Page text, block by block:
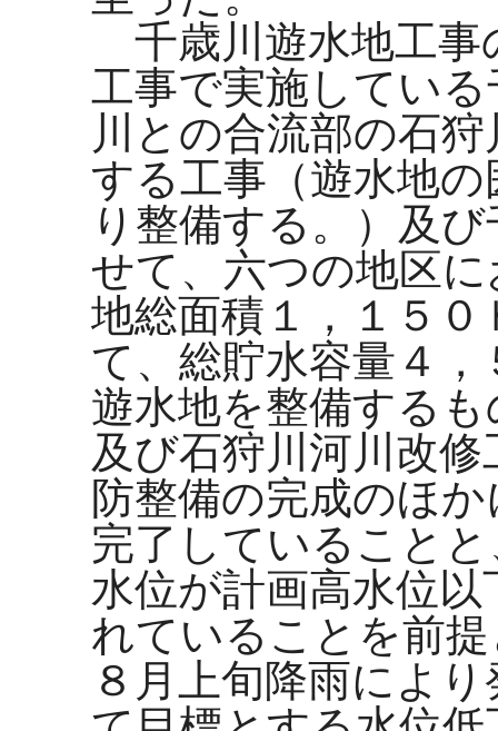
千歳川遊水地工事
工事で実施してい
川との合流部の石
する工事（遊水地
り整備する。）及
せて、六つの地区
地総面積１，１５
て、総貯水容量４，
遊水地を整備する
及び石狩川河川改
防整備の完成のほ
完了していること
水位が計画高水位
れていることを前
８月上旬降雨によ